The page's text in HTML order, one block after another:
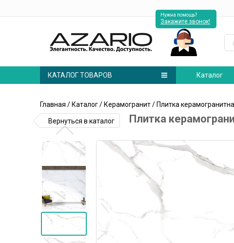
Нужна помощь?
Закажите звонок!
КАТАЛОГ ТОВАРОВ Каталог
Главная / Каталог/ Керамогранит/ Плитка
Вернуться в каталог Плитка